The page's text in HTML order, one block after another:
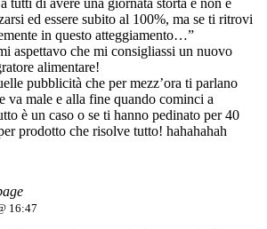
tutti di avere una giornata storta e non è
ed essere subito al 100%, ma se ti ritrovi
in questo atteggiamento…”
aspettavo che mi consigliassi un nuovo
alimentare!
pubblicità che per mezz’ora ti parlano
va male e alla fine quando cominci a
è un caso o se ti hanno pedinato per 40
prodotto che risolve tutto! hahahahah
16:47